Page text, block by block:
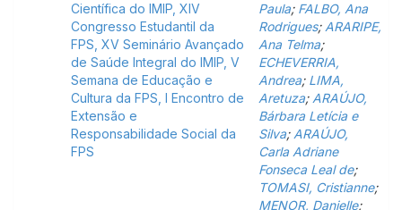
Científica do IMIP, XIV
Congresso Estudantil da
FPS, XV Seminário Avançado
de Saúde Integral do IMIP, V
Semana de Educação e
Cultura da FPS, I Encontro de
Extensão e
Responsabilidade Social da
FPS
Paula; FALBO, Ana
Rodrigues; ARARIPE,
Ana Telma;
ECHEVERRIA,
Andrea; LIMA,
Aretuza; ARAÚJO,
Bárbara Letícia e
Silva; ARAÚJO,
Carla Adriane
Fonseca Leal de;
TOMASI, Cristianne;
MENOR, Danielle;